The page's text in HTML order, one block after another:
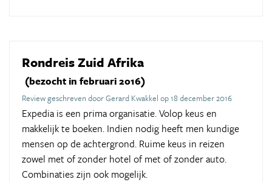
Rondreis Zuid Afrika
(bezocht in februari 2016)
Review geschreven door Gerard Kwakkel op 18 december 2016
Expedia is een prima organisatie. Volop keus en
makkelijk te boeken. Indien nodig heeft men kundige
mensen op de achtergrond. Ruime keus in reizen
zowel met of zonder hotel of met of zonder auto.
Combinaties zijn ook mogelijk.